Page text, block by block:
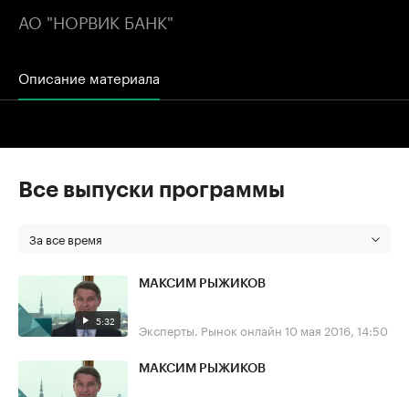
АО "НОРВИК БАНК"
Описание материала
Все выпуски программы
За все время
5:32
МАКСИМ РЫЖИКОВ
Эксперты. Рынок онлайн 10 мая 2016, 14:50
МАКСИМ РЫЖИКОВ